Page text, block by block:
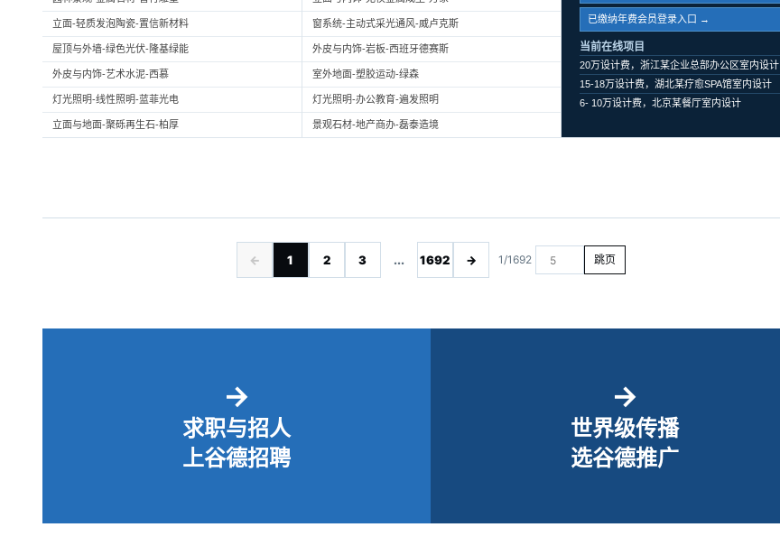
立面-轻质发泡陶瓷-置信新材料 窗系统-主动式采光通风-威卢克斯
屋顶与外墙-绿色光伏-隆基绿能 外皮与内饰-岩板-西班牙德赛斯
外皮与内饰-艺术水泥-西慕 室外地面-塑胶运动-绿森
灯光照明-线性照明-蓝菲光电 灯光照明-办公教育-遍发照明
立面与地面-聚砾再生石-柏厚 景观石材-地产商办-磊泰造境
已缴纳年费会员登录入口 →
当前在线项目
20万设计费，浙江某企业总部办公区室内设计
15-18万设计费，湖北某疗愈SPA馆室内设计
6- 10万设计费，北京某餐厅室内设计
← 1 2 3 ... 1692 → 1/1692 跳页
→
求职与招人
上谷德招聘
→
世界级传播
选谷德推广